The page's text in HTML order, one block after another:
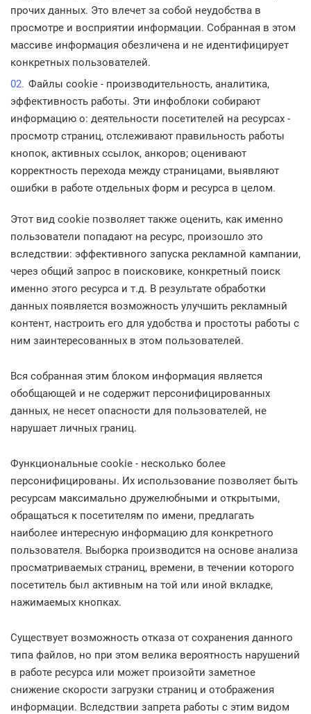
прочих данных. Это влечет за собой неудобства в
просмотре и восприятии информации. Собранная в этом
массиве информация обезличена и не идентифицирует
конкретных пользователей.
Файлы cookie - производительность, аналитика,
эффективность работы. Эти инфоблоки собирают
информацию о: деятельности посетителей на ресурсах -
просмотр страниц, отслеживают правильность работы
кнопок, активных ссылок, анкоров; оценивают
корректность перехода между страницами, выявляют
ошибки в работе отдельных форм и ресурса в целом.
Этот вид cookie позволяет также оценить, как именно
пользователи попадают на ресурс, произошло это
вследствии: эффективного запуска рекламной кампании,
через общий запрос в поисковике, конкретный поиск
именно этого ресурса и т.д. В результате обработки
данных появляется возможность улучшить рекламный
контент, настроить его для удобства и простоты работы с
ним заинтересованных в этом пользователей.
Вся собранная этим блоком информация является
обобщающей и не содержит персонифицированных
данных, не несет опасности для пользователей, не
нарушает личных границ.
Функциональные cookie - несколько более
персонифицированы. Их использование позволяет быть
ресурсам максимально дружелюбными и открытыми,
обращаться к посетителям по имени, предлагать
наиболее интересную информацию для конкретного
пользователя. Выборка производится на основе анализа
просматриваемых страниц, времени, в течении которого
посетитель был активным на той или иной вкладке,
нажимаемых кнопках.
Существует возможность отказа от сохранения данного
типа файлов, но при этом велика вероятность нарушений
в работе ресурса или может произойти заметное
снижение скорости загрузки страниц и отображения
информации. Вследствии запрета работы с этим видом